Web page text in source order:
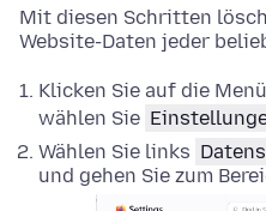
Mit diesen Schritten
Website-Daten jeder
Klicken Sie auf die
wählen Sie
Wählen Sie links
und gehen Sie zum